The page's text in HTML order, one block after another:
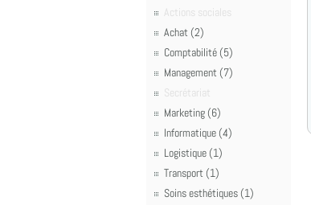
Actions sociales
Achat (2)
Comptabilité (5)
Management (7)
Secrétariat
Marketing (6)
Informatique (4)
Logistique (1)
Transport (1)
Soins esthétiques (1)